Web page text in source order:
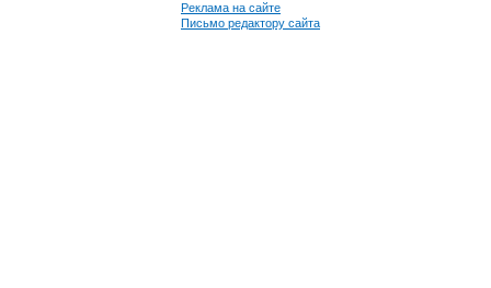
Реклама на сайте
Письмо редактору сайта